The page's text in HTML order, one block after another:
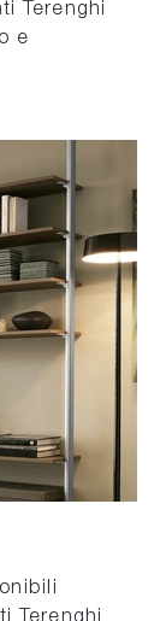
Terenghi
e